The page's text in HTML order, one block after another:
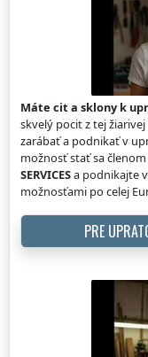
Máte cit a sklony k
skvelý pocit z tej
zarábať a podnikať v
možnosť stať sa
SERVICESa podnikajte
možnosťami po celej
PRE